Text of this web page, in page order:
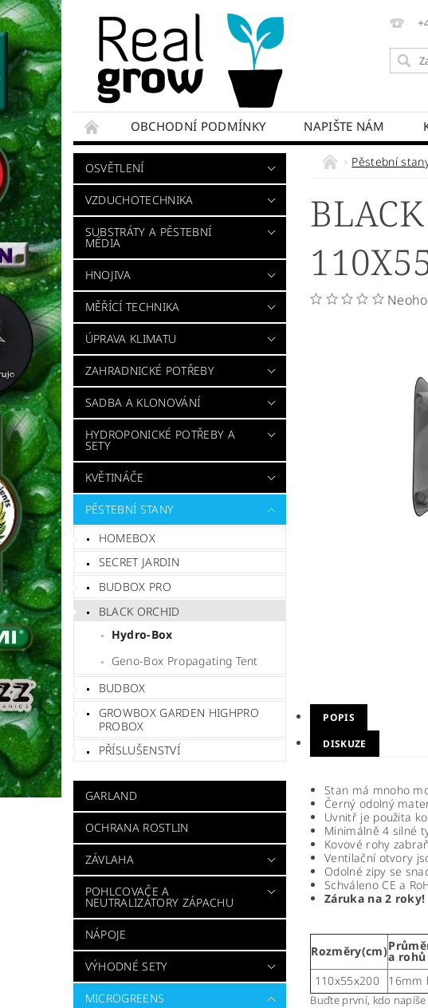
OBCHODNÍ PODMÍNKY NAPIŠTE NÁM
OSVĚTLENÍ
VZDUCHOTECHNIKA
SUBSTRÁTY A PĚSTEBNÍ
MÉDIA
HNOJIVA
MĚŘÍCÍ TECHNIKA
ÚPRAVA KLIMATU
ZAHRADNICKÉ POTŘEBY
SADBA A KLONOVÁNÍ
HYDROPONICKÉ POTŘEBY A
SETY
KVĚTINÁČE
PĚSTEBNÍ STANY
HOMEBOX
SECRET JARDIN
BUDBOX PRO
BLACK ORCHID
Hydro-Box
Geno-Box Propagating Tent
BUDBOX
GROWBOX GARDEN HIGHPRO
PROBOX
PŘÍSLUŠENSTVÍ
GARLAND
OCHRANA ROSTLIN
ZÁVLAHA
POHLCOVAČE A
NEUTRALIZÁTORY ZÁPACHU
NÁPOJE
VÝHODNÉ SETY
MICROGREENS
Pěstební
POPIS
DISKUZE
Stan má mnoho
Černý odolný
Uvnitř je použita
Minimálně 4 silné
Kovové rohy
Ventilační otvory
Odolné zipy se
Schváleno CE a
Záruka na 2 roky!
Rozměry(cm)a rohů
110x55x200
16mm
Buďte první, kdo